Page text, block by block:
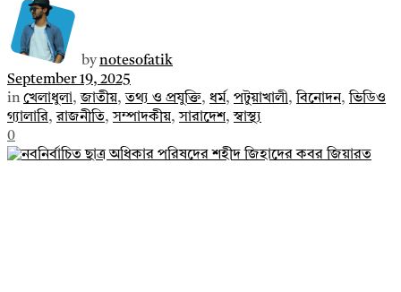
bynotesofatik
September 19, 2025
inখেলাধুলা,জাতীয়,তথ্য ও প্রযুক্তি, ধর্ম, পটুয়াখালী,বিনোদন,ভিডিও
গ্যালারি,রাজনীতি,সম্পাদকীয়,সারাদেশ,স্বাস্থ্য
0